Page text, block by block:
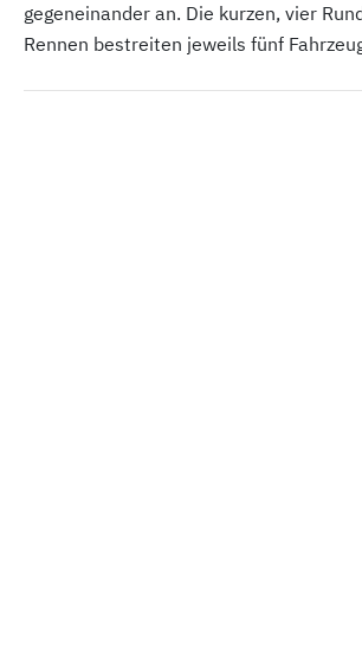
gegeneinander an. Die kurzen, vier
Rennen bestreiten jeweils fünf